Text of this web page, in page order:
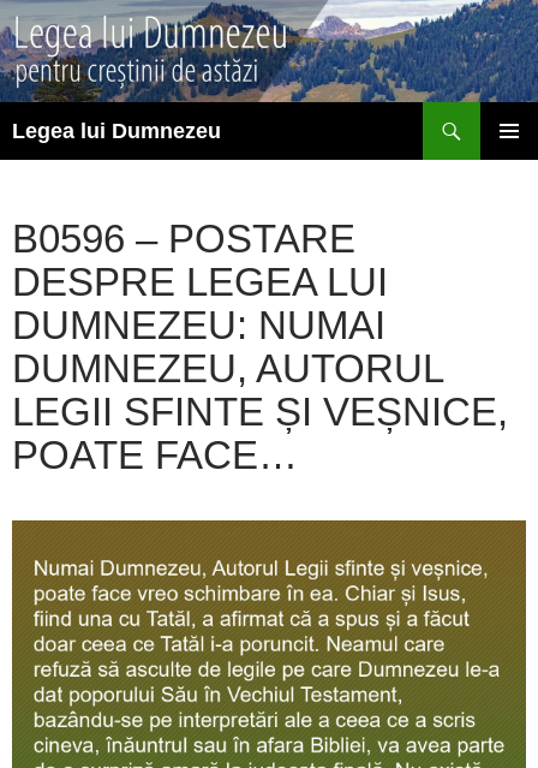
Sari
la
conținut
Legea lui Dumnezeu
B0596 – POSTARE
DESPRE LEGEA LUI
DUMNEZEU: NUMAI
DUMNEZEU, AUTORUL
LEGII SFINTE ȘI VEȘNICE,
POATE FACE…